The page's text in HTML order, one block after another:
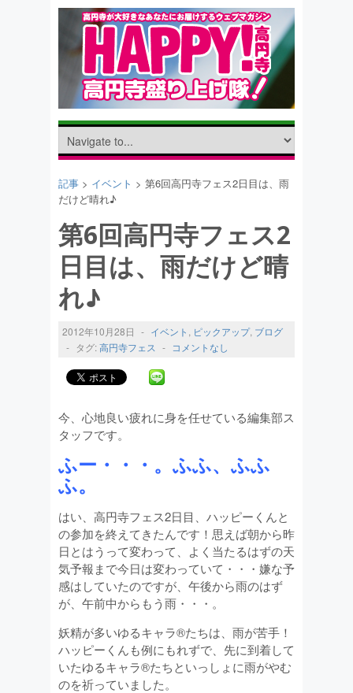
記事 > イベント > 第6回高円寺フェス2日目は、雨
だけど晴れ♪
第6回高円寺フェス2
日目は、雨だけど晴
れ♪
2012年10月28日 - イベント , ピックアップ, ブログ
- タグ:高円寺フェス - コメントなし
今、心地良い疲れに身を任せている編集部ス
タッフです。
ふー・・・。ふふ、ふふ
ふ。
はい、高円寺フェス2日目、ハッピーくんと
の参加を終えてきたんです！思えば朝から昨
日とはうって変わって、よく当たるはずの天
気予報まで今日は変わっていて・・・嫌な予
感はしていたのですが、午後から雨のはず
が、午前中からもう雨・・・。
妖精が多いゆるキャラ®たちは、雨が苦手！
ハッピーくんも例にもれずで、先に到着して
いたゆるキャラ®たちといっしょに雨がやむ
のを祈っていました。